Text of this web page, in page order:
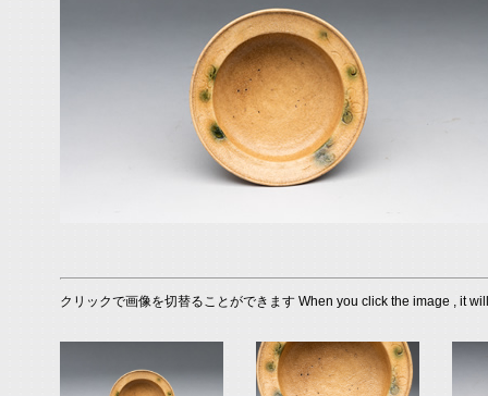
クリックで画像を切替ることができます When you click the image , it